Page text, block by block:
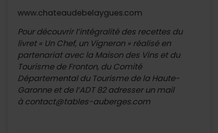
www.chateaudebelaygues.com
Pour découvrir l’intégralité des recettes du
livret « Un Chef, un Vigneron » réalisé en
partenariat avec laMaison des Vins et du
Tourisme de Fronton, du Comité
Départemental du Tourisme de la Haute-
Garonneet de l’ADT 82adresser un mail
à contact@tables-auberges.com